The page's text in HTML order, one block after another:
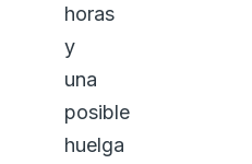
horas
y
una
posible
huelga